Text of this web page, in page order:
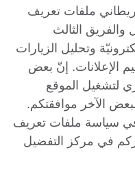
Facebook
Twitter
ملفات تعريف
والفريق الثالث
وتحليل الزيارات
الإعلانات. إنّ بعض
لتشغيل الموقع
الآخر موافقتكم.
سياسة ملفات تعريف
في مركز التفضيل